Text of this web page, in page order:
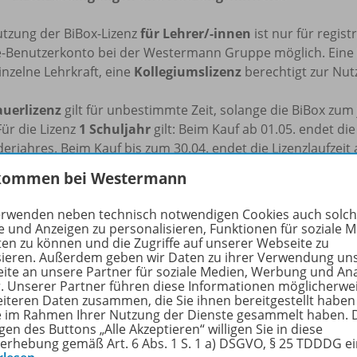
der BiBox-Lizenzfür Lehrer/-innen ist nur für
Benutzerkonto bei der Westermann Gruppe möglich. Eine
Lehrkraft, eine Kollegiumslizenz berechtigt zur
gilt für unbestimmte Zeit, solange die BiBox
die Lizenz 1 Schuljahr gilt: Beim Kauf ab 01.05. endet
Beim Kauf bis zum 30.04. endet die
der in BiBox enthaltenen Materialien ist für den
Veränderungen durch Dritte übernimmt der Verlag
Sie zur Nutzung des Kopier- und Snipping-Tools
die digitalen Inhalte im Umfang von 15 % mithilfe des
und zur Darstellung des Unterrichts pro
oder ausgeschnittenen Inhalte im Umfang von 15 %
auf dem Schulserver (z.B. Schul-Intranet) hochladen,
Klasse oder derselben Projektgruppe darauf
bei Westermann
neben technisch notwendigen Cookies auch
und Anzeigen zu personalisieren, Funktionen für soziale
zu können und die Zugriffe auf unserer Webseite zu
Außerdem geben wir Daten zu ihrer Verwendung
an unsere Partner für soziale Medien, Werbung und
Unserer Partner führen diese Informationen
Daten zusammen, die Sie ihnen bereitgestellt
im Rahmen Ihrer Nutzung der Dienste gesammelt haben.
des Buttons „Alle Akzeptieren“ willigen Sie in diese
gemäß Art. 6 Abs. 1 S. 1 a) DSGVO, § 25 TDDDG